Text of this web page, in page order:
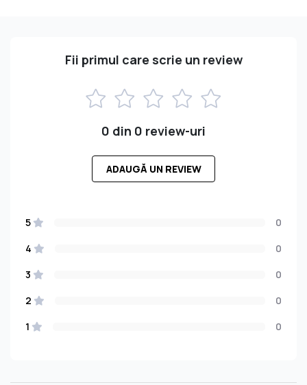
Fii primul care scrie un review
0 din 0 review-uri
ADAUGĂ UN REVIEW
5
0
4
0
3
0
2
0
1
0